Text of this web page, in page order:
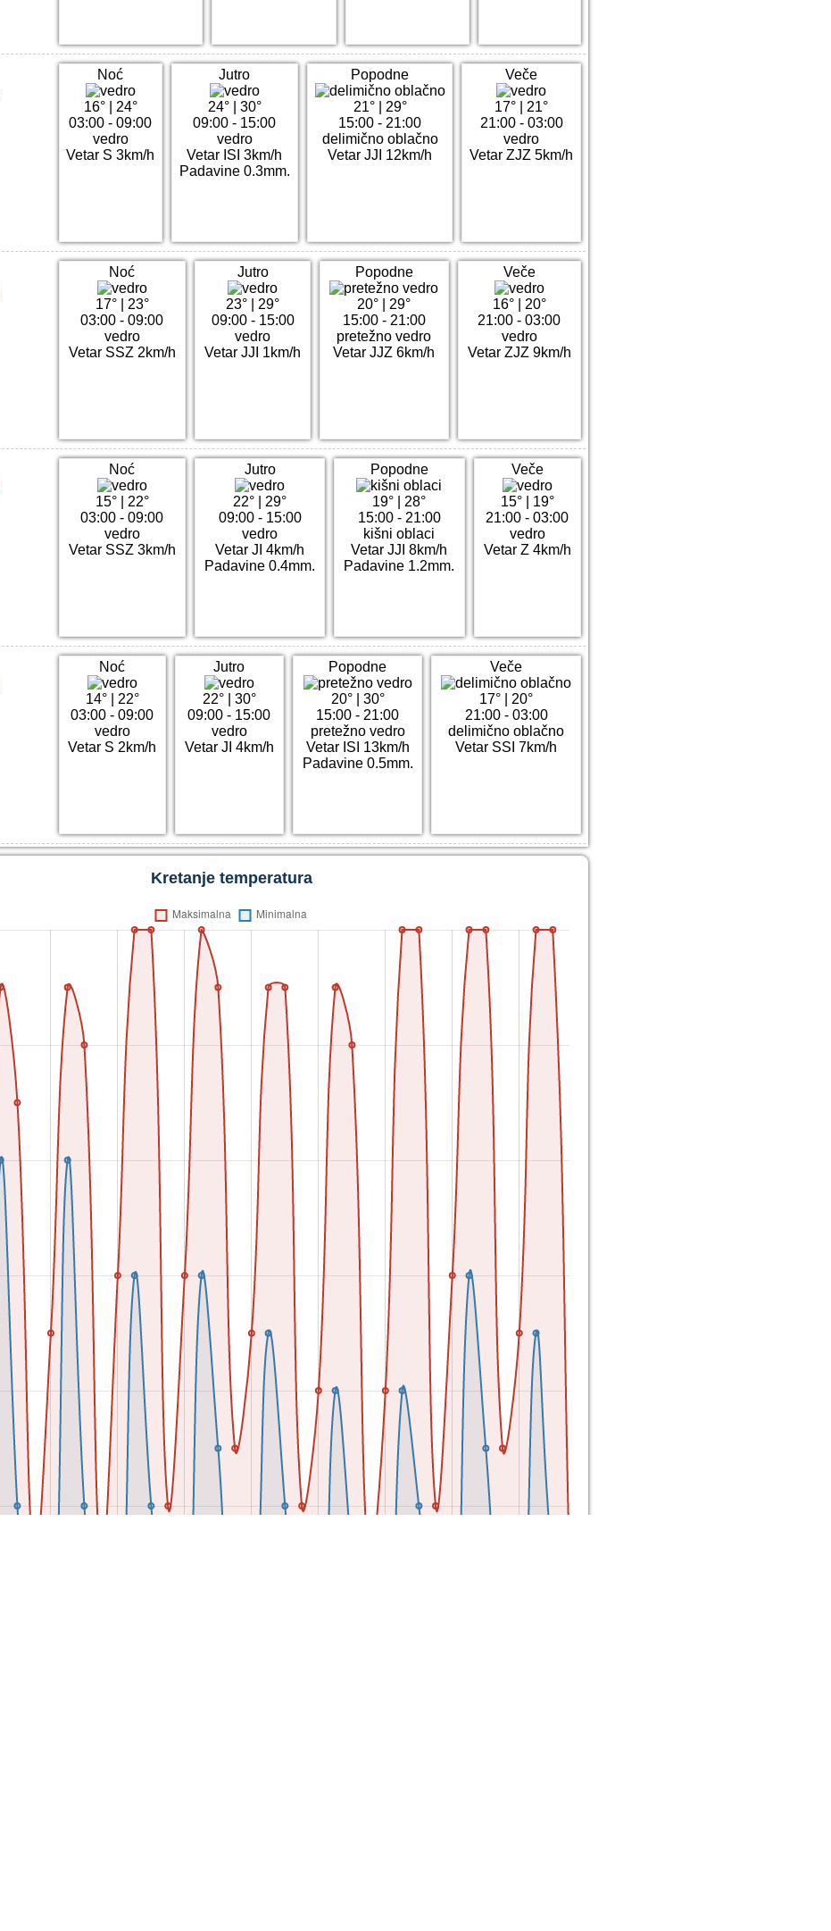
Noć
16°| 24°
03:00 - 09:00
vedro
Vetar S 3km/h
Jutro
24°| 30°
09:00 - 15:00
vedro
Vetar ISI 3km/h
Padavine 0.3mm.
Popodne
21°| 29°
15:00 - 21:00
delimično oblačno
Vetar JJI 12km/h
Veče
17°
21°
21:00 - 03:00
vedro
Vetar ZJZ 5km/h
Noć
17°| 23°
03:00 - 09:00
vedro
Vetar SSZ 2km/h
Jutro
23°
29°
09:00 - 15:00
vedro
Vetar JJI 1km/h
Popodne
20°
29°
15:00 - 21:00
pretežno vedro
Vetar JJZ 6km/h
Veče
16°| 20°
21:00 - 03:00
vedro
Vetar ZJZ 9km/h
Noć
15°| 22°
03:00 - 09:00
vedro
Vetar SSZ 3km/h
Jutro
22°
29°
09:00 - 15:00
vedro
Vetar JI 4km/h
Padavine 0.4mm.
Popodne
19°
28°
15:00 - 21:00
kišni oblaci
Vetar JJI 8km/h
Padavine 1.2mm.
Veče
15°| 19°
21:00 - 03:00
vedro
Vetar Z 4km/h
Noć
14°| 22°
03:00 - 09:00
vedro
Vetar S 2km/h
Jutro
22°| 30°
09:00 - 15:00
vedro
Vetar JI 4km/h
Popodne
20°| 30°
15:00 - 21:00
pretežno vedro
Vetar ISI 13km/h
Padavine 0.5mm.
Veče
17°
20°
21:00 - 03:00
delimično oblačno
Vetar SSI 7km/h
Kretanje temperatura